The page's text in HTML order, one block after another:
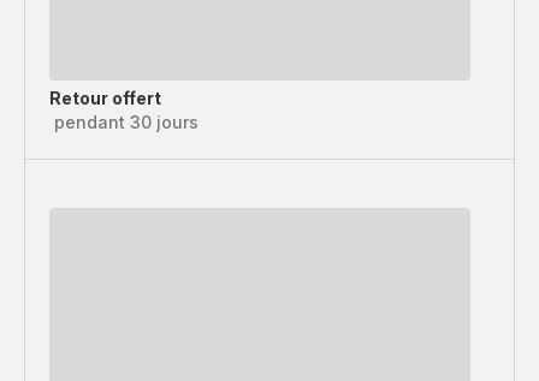
Retour offert
pendant 30 jours